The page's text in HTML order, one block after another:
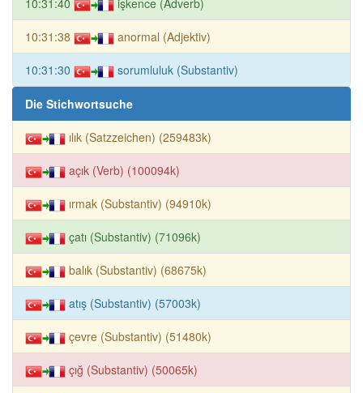
10:31:38 anormal (Adjektiv)
10:31:30 sorumluluk (Substantiv)
Die Stichwortsuche
ılık (Satzzeichen) (259483k)
açık (Verb) (100094k)
ırmak (Substantiv) (94910k)
çatı (Substantiv) (71096k)
balık (Substantiv) (68675k)
atış (Substantiv) (57003k)
çevre (Substantiv) (51480k)
çığ (Substantiv) (50065k)